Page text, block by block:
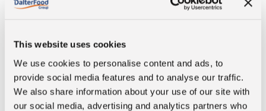
This website uses cookies
We use cookies to personalise content and ads, to
provide social media features and to analyse our traffic.
We also share information about your use of our site with
our social media, advertising and analytics partners who